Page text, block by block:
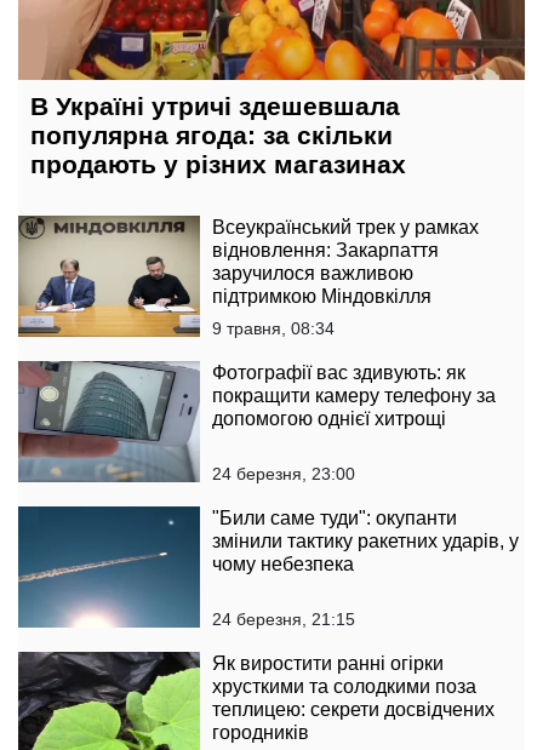
В Україні утричі здешевшала
популярна ягода: за скільки
продають у різних магазинах
Всеукраїнський трек у рамках
відновлення: Закарпаття
заручилося важливою
підтримкою Міндовкілля
9 травня, 08:34
Фотографії вас здивують: як
покращити камеру телефону за
допомогою однієї хитрощі
24 березня, 23:00
"Били саме туди": окупанти
змінили тактику ракетних ударів, у
чому небезпека
24 березня, 21:15
Як виростити ранні огірки
хрусткими та солодкими поза
теплицею: секрети досвідчених
городників